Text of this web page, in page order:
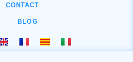
CONTACT
BLOG